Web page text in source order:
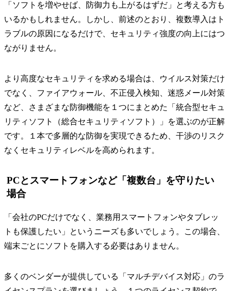
「ソフトを増やせば、防御力も上がるはずだ」と考える方も
いるかもしれません。しかし、前述のとおり、複数導入はト
ラブルの原因になるだけで、セキュリティ強度の向上にはつ
ながりません。
より高度なセキュリティを求める場合は、ウイルス対策だけ
でなく、ファイアウォール、不正侵入検知、迷惑メール対策
など、さまざまな防御機能を１つにまとめた「統合型セキュ
リティソフト（総合セキュリティソフト）」を選ぶのが正解
です。１本で多層的な防御を実現できるため、干渉のリスク
なくセキュリティレベルを高められます。
PCとスマートフォンなど「複数台」を守りたい
場合
「会社のPCだけでなく、業務用スマートフォンやタブレッ
トも保護したい」というニーズも多いでしょう。この場合、
端末ごとにソフトを購入する必要はありません。
多くのベンダーが提供している「マルチデバイス対応」のラ